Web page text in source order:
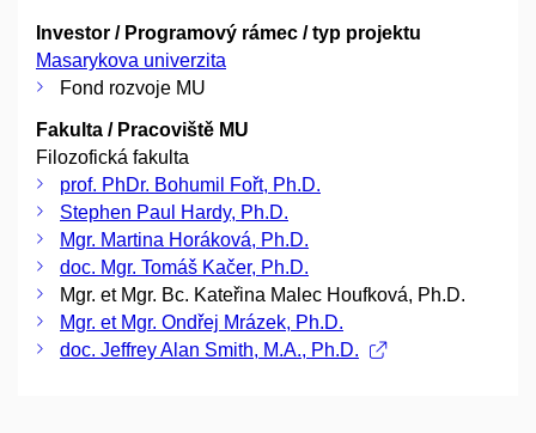
Investor / Programový rámec / typ projektu
Masarykova univerzita
Fond rozvoje MU
Fakulta / Pracoviště MU
Filozofická fakulta
prof. PhDr. Bohumil Fořt, Ph.D.
Stephen Paul Hardy, Ph.D.
Mgr. Martina Horáková, Ph.D.
doc. Mgr. Tomáš Kačer, Ph.D.
Mgr. et Mgr. Bc. Kateřina Malec Houfková, Ph.D.
Mgr. et Mgr. Ondřej Mrázek, Ph.D.
doc. Jeffrey Alan Smith, M.A., Ph.D.